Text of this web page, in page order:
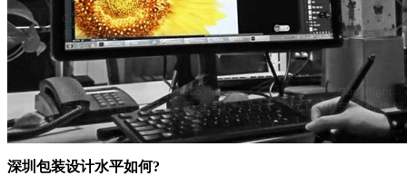
深圳包装设计水平如何?